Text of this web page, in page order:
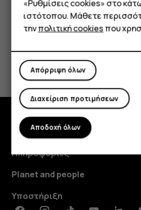
Tablet
Το βρήκατε χρήσιμο;
Ναι Όχι
Εξερευνήστε
Πληροφορίες
Planet and people
Υποστήριξη
«Ρυθμίσεις cookies» στο
ιστότοπου. Μάθετε
τηνπολιτική cookiesπου
Απόρριψη όλων
Διαχείριση προτιμήσεων
Αποδοχή όλων